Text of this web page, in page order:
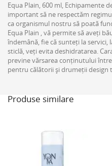
Equa Plain, 600 ml, Echipamente
important să ne respectăm
ca organismul nostru să poată
Equa Plain , vă permite să aveți
îndemână, fie că sunteți la servici,
sticlă, veți evita deshidratarea.
previne vărsarea conținutului
pentru călătorii și drumeții design
Produse similare